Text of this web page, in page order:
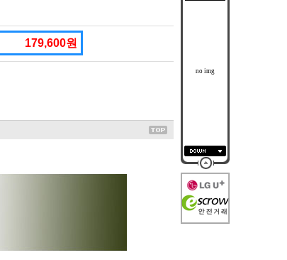
179,600원
no img